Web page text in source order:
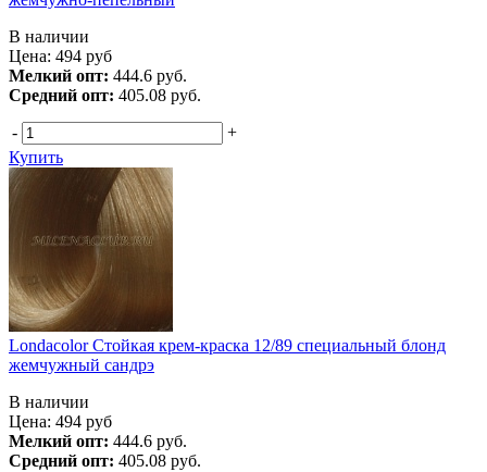
В наличии
Цена: 494 руб
Мелкий опт: 444.6 руб.
Средний опт: 405.08 руб.
-
+
Купить
Londacolor Стойкая крем-краска 12/89 специальный блонд
жемчужный сандрэ
В наличии
Цена: 494 руб
Мелкий опт: 444.6 руб.
Средний опт: 405.08 руб.